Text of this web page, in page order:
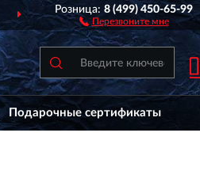
Розница:8 (499) 450-65-99
Перезвоните мне
Подарочные сертификаты